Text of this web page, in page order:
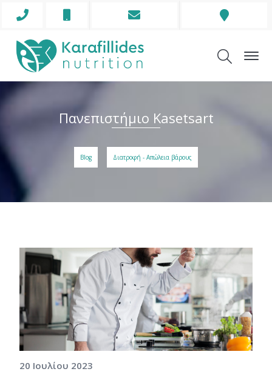
Phone
Envelope
Address
Πανεπιστήμιο Kasetsart
Blog Διατροφή - Απώλεια βάρους
20 Ιουλίου 2023